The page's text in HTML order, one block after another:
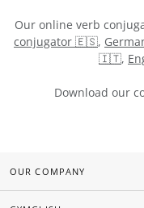
Our online verb
conjugator 🇪🇸,
🇮🇹,
Download our
OUR COMPANY